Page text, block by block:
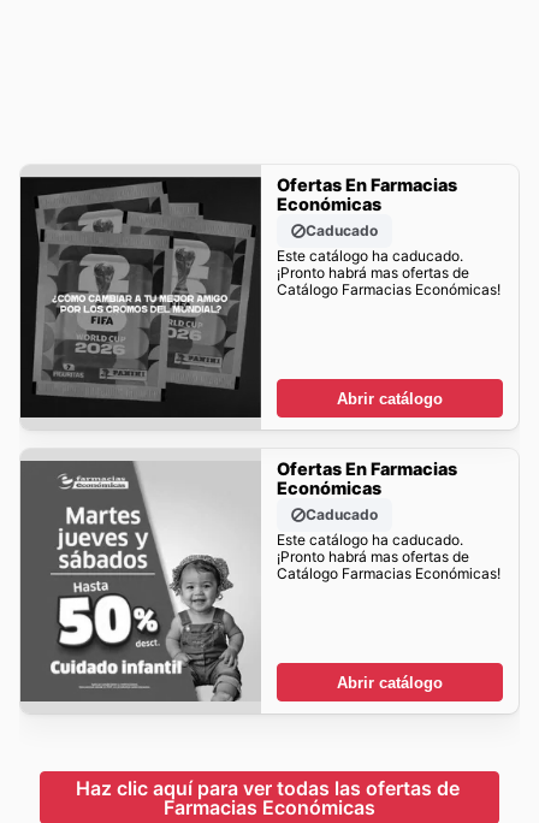
Ofertas En Farmacias
Económicas
Caducado
Este catálogo ha caducado.
¡Pronto habrá mas ofertas de
Catálogo Farmacias Económicas!
Abrir catálogo
Ofertas En Farmacias
Económicas
Caducado
Este catálogo ha caducado.
¡Pronto habrá mas ofertas de
Catálogo Farmacias Económicas!
Abrir catálogo
Haz clic aquí para ver todas las ofertas de
Farmacias Económicas